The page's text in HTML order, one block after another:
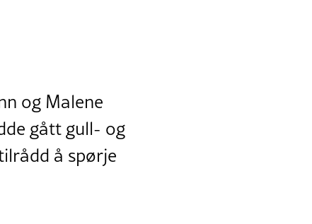
og Malene
gått gull- og
å spørje